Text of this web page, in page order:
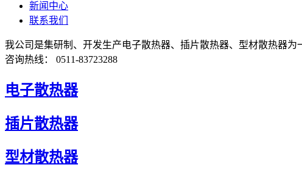
新闻中心
联系我们
我公司是集研制、开发生产电子散热器、插片散热器、型材散热器
咨询热线： 0511-83723288
电子散热器
插片散热器
型材散热器